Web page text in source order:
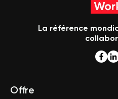
La référence
Offre